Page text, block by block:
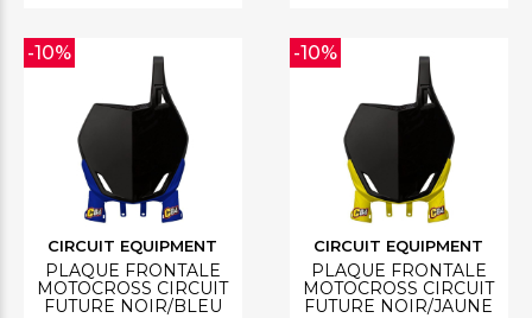
CIRCUIT EQUIPMENT
PLAQUE FRONTALE
MOTOCROSS CIRCUIT
FUTURE NOIR/BLEU
-10%
CIRCUIT EQUIPMENT
PLAQUE FRONTALE
MOTOCROSS CIRCUIT
FUTURE NOIR/JAUNE
-10%